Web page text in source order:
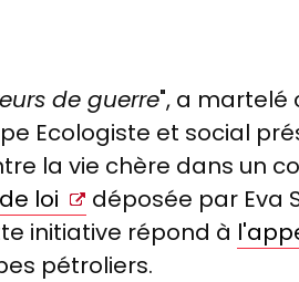
de guerre", a martelé
Ecologiste et social
la vie chère dans un
loi
déposée par Eva
initiative répond à
pétroliers.